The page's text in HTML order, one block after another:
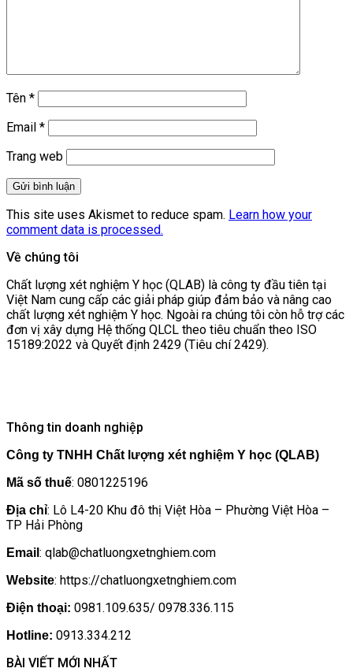
Tên *
Email *
Trang web
This site uses Akismet to reduce spam. Learn how your
comment data is processed.
Về chúng tôi
Chất lượng xét nghiệm Y học (QLAB) là công ty đầu tiên tại
Việt Nam cung cấp các giải pháp giúp đảm bảo và nâng cao
chất lượng xét nghiệm Y học. Ngoài ra chúng tôi còn hỗ trợ các
đơn vị xây dựng Hệ thống QLCL theo tiêu chuẩn theo ISO
15189:2022 và Quyết định 2429 (Tiêu chí 2429).
Thông tin doanh nghiệp
Công ty TNHH Chất lượng xét nghiệm Y học (QLAB)
Mã số thuế: 0801225196
Địa chỉ: Lô L4-20 Khu đô thị Việt Hòa – Phường Việt Hòa –
TP Hải Phòng
Email : qlab@chatluongxetnghiem.com
Website: https://chatluongxetnghiem.com
Điện thoại: 0981.109.635/ 0978.336.115
Hotline: 0913.334.212
BÀI VIẾT MỚI NHẤT